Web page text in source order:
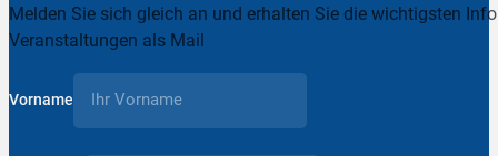
Melden Sie sich gleich an und erhalten Sie die wichtigsten
Veranstaltungen als Mail
Vorname